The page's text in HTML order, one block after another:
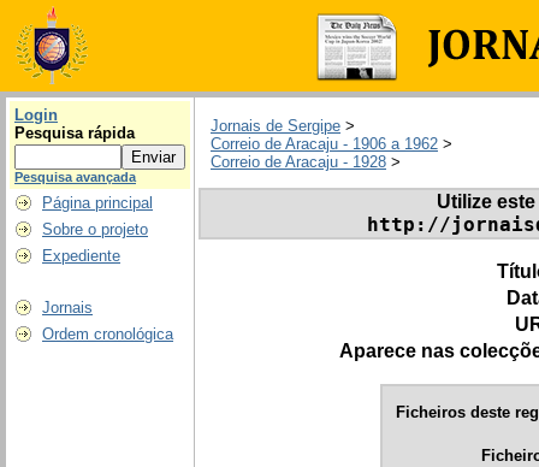
Login
Pesquisa rápida
Pesquisa avançada
Página principal
Sobre o projeto
Expediente
Jornais
Ordem cronológica
Jornais de Sergipe >
Correio de Aracaju - 1906 a 1962 >
Correio de Aracaju - 1928 >
Utilize
http://
Aparece nas
Ficheiros deste